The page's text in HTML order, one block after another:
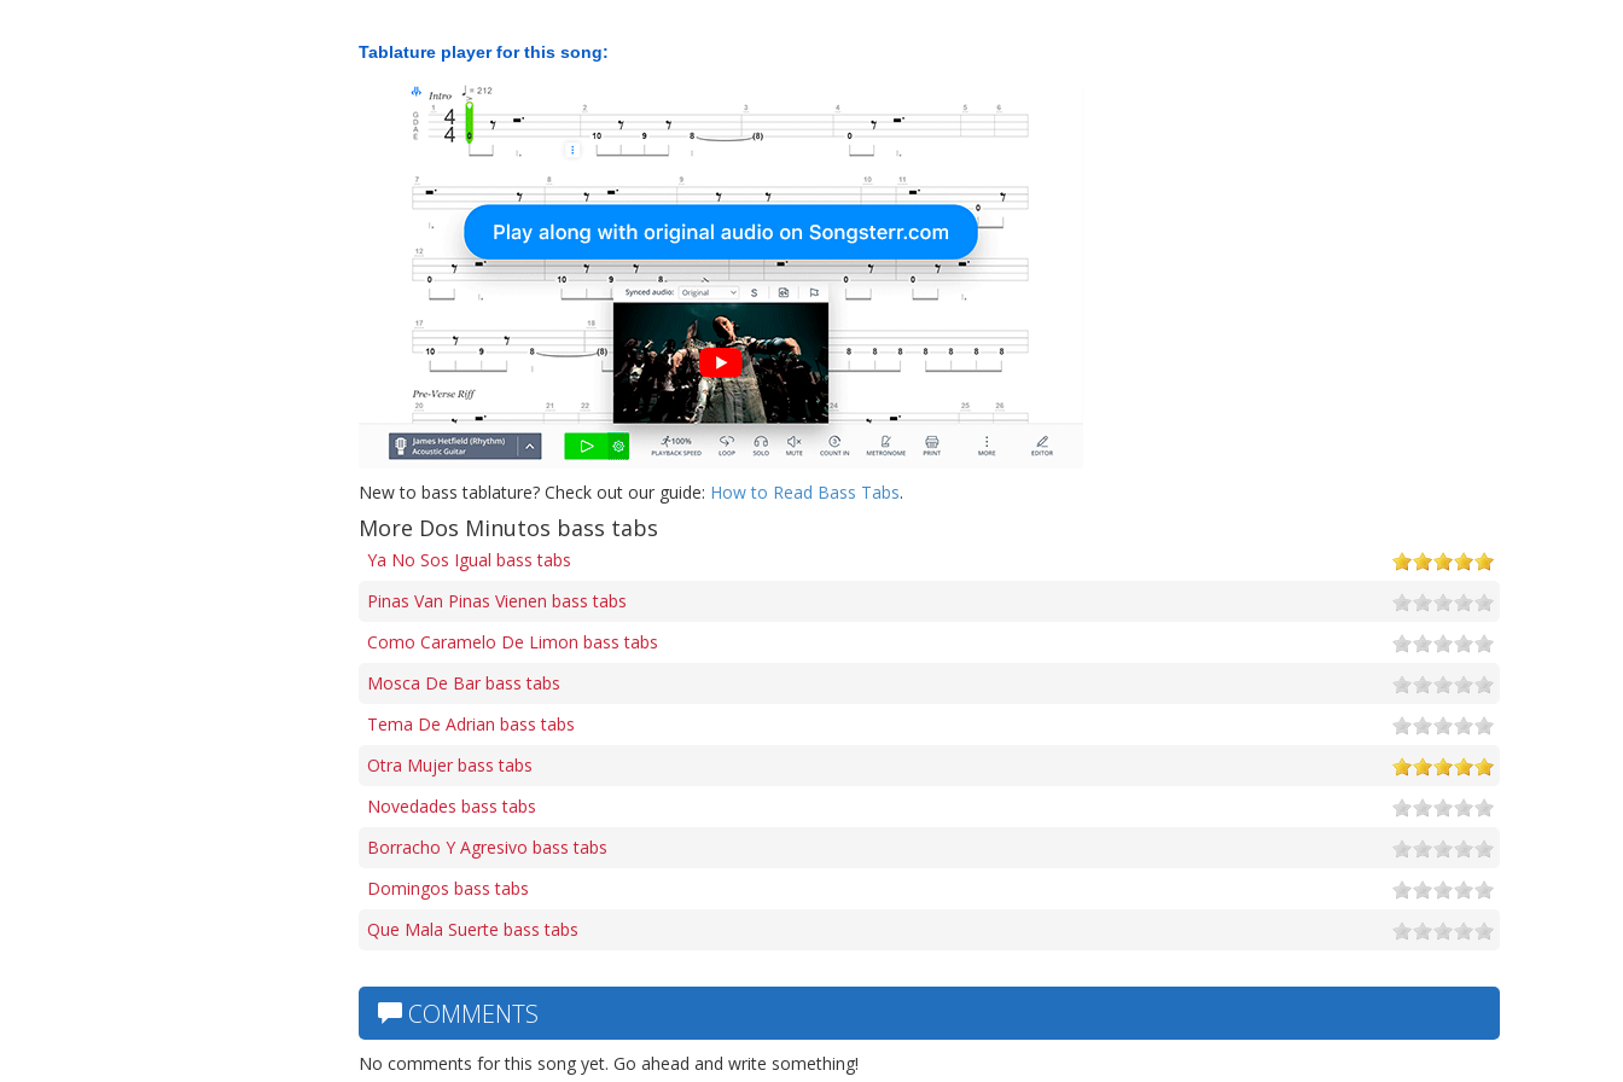
Tablature player for this song:
New to bass tablature? Check out our guide: How to Read Bass Tabs.
More Dos Minutos bass tabs
Ya No Sos Igual bass tabs
Pinas Van Pinas Vienen bass tabs
Como Caramelo De Limon bass tabs
Mosca De Bar bass tabs
Tema De Adrian bass tabs
Otra Mujer bass tabs
Novedades bass tabs
Borracho Y Agresivo bass tabs
Domingos bass tabs
Que Mala Suerte bass tabs
COMMENTS
No comments for this song yet. Go ahead and write something!